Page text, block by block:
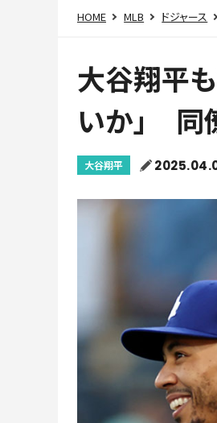
HOME MLB ドジャース
大谷翔平
いか」 同
大谷翔平